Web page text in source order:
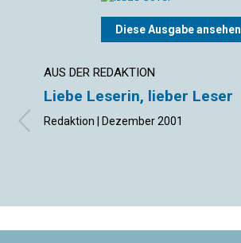
Diese Ausgabe ansehen
AUS DER REDAKTION
Liebe Leserin, lieber Leser
Redaktion | Dezember 2001